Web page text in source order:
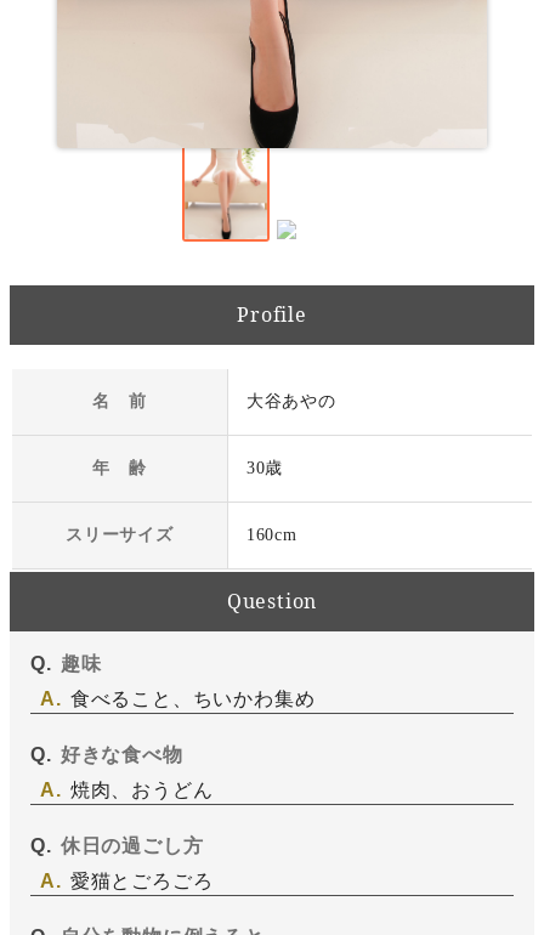
Profile
名 前 大谷あやの
年 齢 30歳
スリーサイズ 160cm
Question
趣味
食べること、ちいかわ集め
好きな食べ物
焼肉、おうどん
休日の過ごし方
愛猫とごろごろ